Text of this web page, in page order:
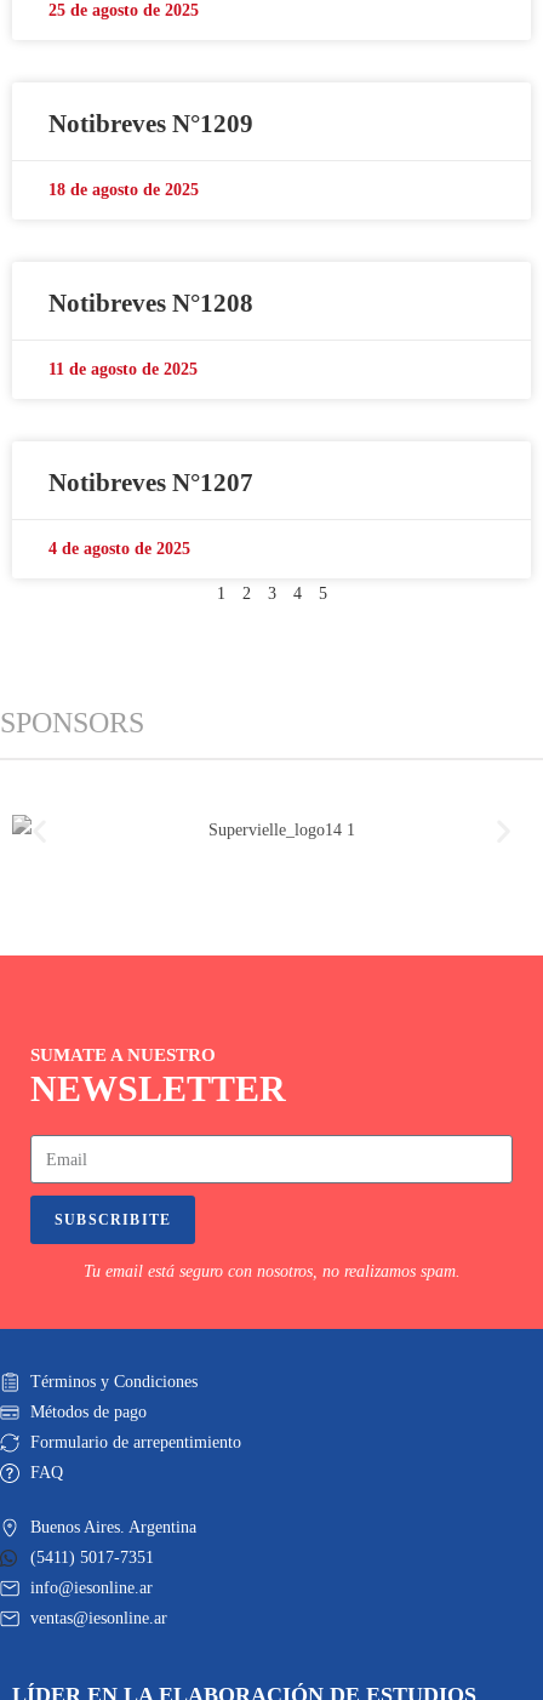
25 de agosto de 2025
Notibreves N°1209
18 de agosto de 2025
Notibreves N°1208
11 de agosto de 2025
Notibreves N°1207
4 de agosto de 2025
1 2 3 4 5
SPONSORS
SUMATE A NUESTRO
NEWSLETTER
SUBSCRIBITE
Tu email está seguro con nosotros, no realizamos spam.
Términos y Condiciones
Métodos de pago
Formulario de arrepentimiento
FAQ
Buenos Aires. Argentina
(5411) 5017-7351
info@iesonline.ar
ventas@iesonline.ar